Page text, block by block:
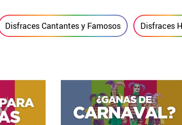
Disfraces Cantantes y Famosos Disfraces